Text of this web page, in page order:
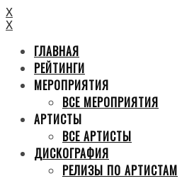
X
X
ГЛАВНАЯ
РЕЙТИНГИ
МЕРОПРИЯТИЯ
ВСЕ МЕРОПРИЯТИЯ
АРТИСТЫ
ВСЕ АРТИСТЫ
ДИСКОГРАФИЯ
РЕЛИЗЫ ПО АРТИСТАМ